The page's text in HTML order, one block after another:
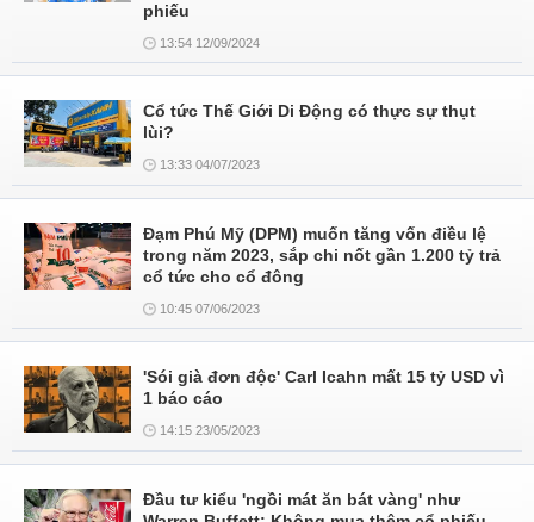
phiếu
13:54 12/09/2024
Cổ tức Thế Giới Di Động có thực sự thụt
lùi?
13:33 04/07/2023
Đạm Phú Mỹ (DPM) muốn tăng vốn điều lệ
trong năm 2023, sắp chi nốt gần 1.200 tỷ trả
cổ tức cho cổ đông
10:45 07/06/2023
'Sói già đơn độc' Carl Icahn mất 15 tỷ USD vì
1 báo cáo
14:15 23/05/2023
Đầu tư kiểu 'ngồi mát ăn bát vàng' như